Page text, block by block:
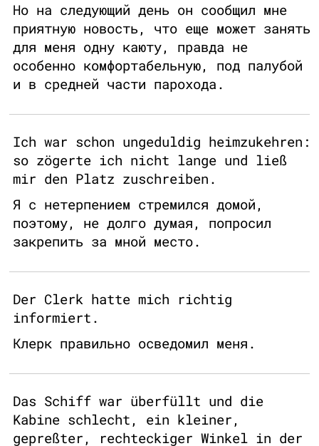
Но на следующий день он сообщил мне
приятную новость, что еще может занять
для меня одну каюту, правда не
особенно комфортабельную, под палубой
и в средней части парохода.
Ich war schon ungeduldig heimzukehren:
so zögerte ich nicht lange und ließ
mir den Platz zuschreiben.
Я с нетерпением стремился домой,
поэтому, не долго думая, попросил
закрепить за мной место.
Der Clerk hatte mich richtig
informiert.
Клерк правильно осведомил меня.
Das Schiff war überfüllt und die
Kabine schlecht, ein kleiner,
gepreßter, rechteckiger Winkel in der